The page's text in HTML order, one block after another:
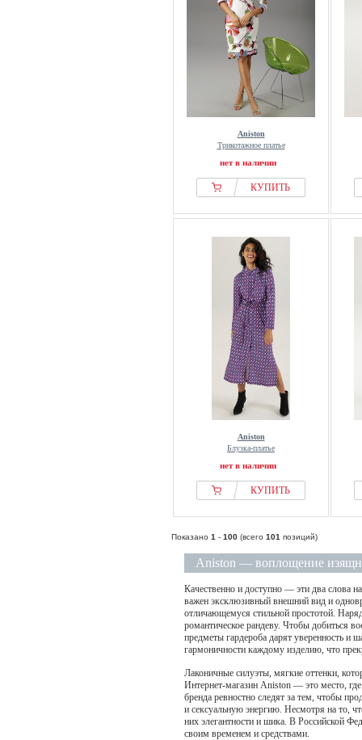
Aniston
Трикотажное платье
нет в наличии
КУПИТЬ
Aniston
Блузка-платье
нет в наличии
КУПИТЬ
Показано 1 - 100 (всего 101 позиций)
Aniston — воплощение
Качественно и доступно — эти два слова
важен эксклюзивный внешний вид и
отличающемуся стильной простотой.
романтическое рандеву. Чтобы добиться
предметы гардероба дарят уверенность и
гармоничности каждому изделию, что
Лаконичные силуэты, мягкие оттенки,
Интернет-магазин Aniston — это место,
бренда ревностно следят за тем, чтобы
и сексуальную энергию. Несмотря на то,
них элегантности и шика. В Российской
своим временем и средствами.